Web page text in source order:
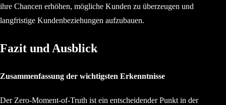
ihre Chancen erhöhen, mögliche Kunden zu überzeugen und
langfristige Kundenbeziehungen aufzubauen.
Fazit und Ausblick
Zusammenfassung der wichtigsten Erkenntnisse
Der Zero-Moment-of-Truth ist ein entscheidender Punkt in der